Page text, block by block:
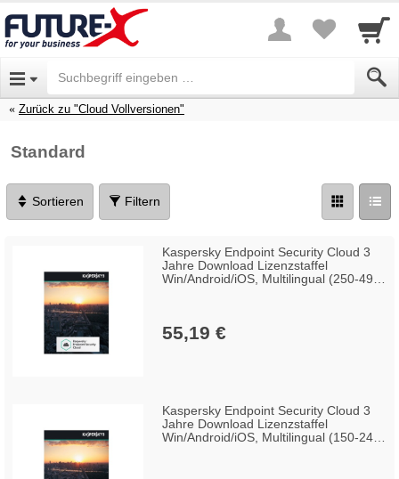
Zurück zu "Cloud Vollversionen"
Standard
Sortieren Filtern
Kaspersky Endpoint Security Cloud 3
Jahre Download Lizenzstaffel
Win/Android/iOS, Multilingual (250-499
55,19 €
Kaspersky Endpoint Security Cloud 3
Jahre Download Lizenzstaffel
Win/Android/iOS, Multilingual (150-249